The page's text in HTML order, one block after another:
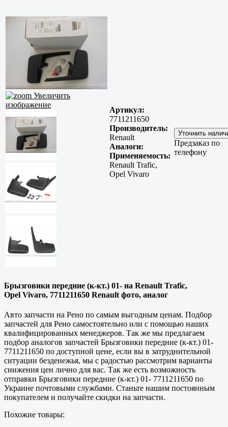
Увеличить
изображение
Артикул:
7711211650
Производитель:
Renault
Аналоги:
Применяемость:
Renault Trafic,
Opel Vivaro
Предзаказ по
телефону
Брызговики передние (к-кт.) 01- на Renault Trafic,
Opel Vivaro, 7711211650 Renault фото, аналог
Авто запчасти на Рено по самым выгодным ценам. Подбор
запчастей для Рено самостоятельно или с помощью наших
квалифицированных менеджеров. Так же мы предлагаем
подбор аналогов запчастей Брызговики передние (к-кт.) 01-
7711211650 по доступной цене, если вы в затруднительной
ситуации безденежья, мы с радостью рассмотрим варианты
снижения цен лично для вас. Так же есть возможность
отправки Брызговики передние (к-кт.) 01- 7711211650 по
Украине почтовыми службами. Станьте нашим постоянным
покупателем и получайте скидки на запчасти.
Похожие товары: